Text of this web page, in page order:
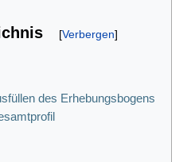
des Erhebungsbogens